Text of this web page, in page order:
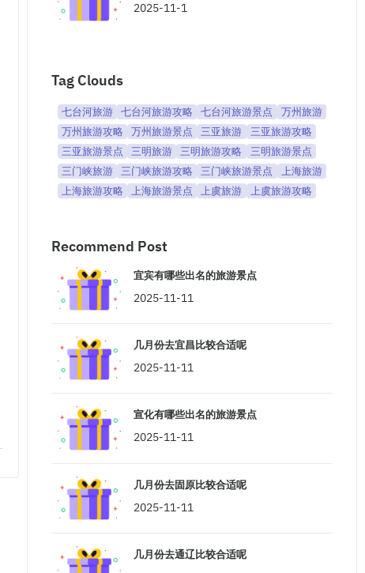
2025-11-1
Tag Clouds
七台河旅游 七台河旅游攻略 七台河旅游景点
万州旅游
万州旅游攻略
万州旅游景点 三亚旅游
三亚旅游攻略
三亚旅游景点
三明旅游 三明旅游攻略
三明旅游景点
三门峡旅游
三门峡旅游攻略 三门峡旅游景点
上海旅游
上海旅游攻略
上海旅游景点 上虞旅游 上虞旅游攻略
Recommend Post
宜宾有哪些出名的旅游景点
2025-11-11
几月份去宜昌比较合适呢
2025-11-11
宣化有哪些出名的旅游景点
2025-11-11
几月份去固原比较合适呢
2025-11-11
几月份去通辽比较合适呢